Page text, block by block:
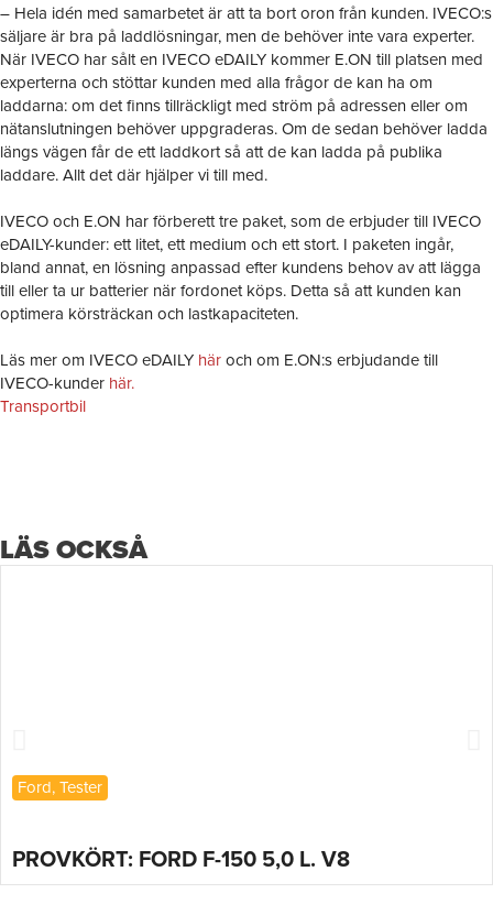
– Hela idén med samarbetet är att ta bort oron från kunden. IVECO:s
säljare är bra på laddlösningar, men de behöver inte vara experter.
När IVECO har sålt en IVECO eDAILY kommer E.ON till platsen med
experterna och stöttar kunden med alla frågor de kan ha om
laddarna: om det finns tillräckligt med ström på adressen eller om
nätanslutningen behöver uppgraderas. Om de sedan behöver ladda
längs vägen får de ett laddkort så att de kan ladda på publika
laddare. Allt det där hjälper vi till med.
IVECO och E.ON har förberett tre paket, som de erbjuder till IVECO
eDAILY-kunder: ett litet, ett medium och ett stort. I paketen ingår,
bland annat, en lösning anpassad efter kundens behov av att lägga
till eller ta ur batterier när fordonet köps. Detta så att kunden kan
optimera körsträckan och lastkapaciteten.
Läs mer om IVECO eDAILY häroch om E.ON:s erbjudande till
IVECO-kunder här.
Transportbil
LÄS OCKSÅ
Ford,Tester
PROVKÖRT: FORD F-150 5,0 L. V8